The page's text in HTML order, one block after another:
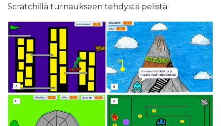
Scratchillä turnaukseen tehdystä pelistä.